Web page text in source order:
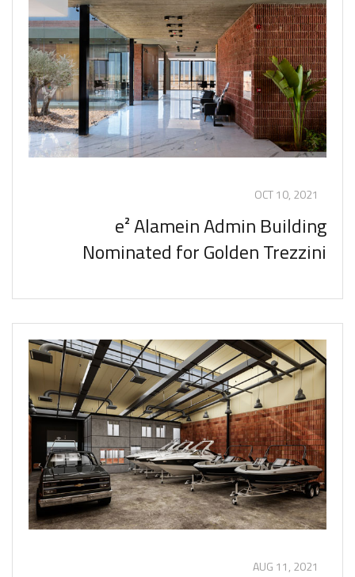
OCT 10, 2021
e² Alamein Admin Building
Nominated for Golden Trezzini
AUG 11, 2021